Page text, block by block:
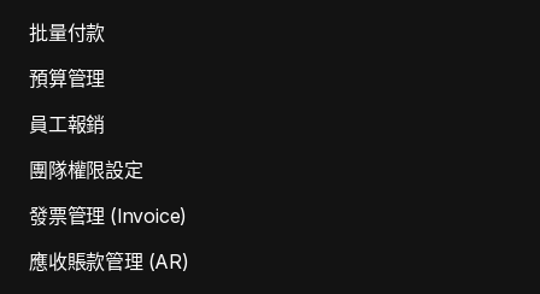
批量付款
預算管理
員工報銷
團隊權限設定
發票管理 (Invoice)
應收賬款管理 (AR)